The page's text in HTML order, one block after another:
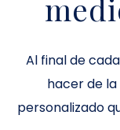
Al final de
hacer de la
personalizado